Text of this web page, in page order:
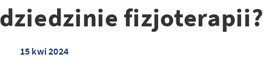
fizjoterapii?
15 kwi 2024